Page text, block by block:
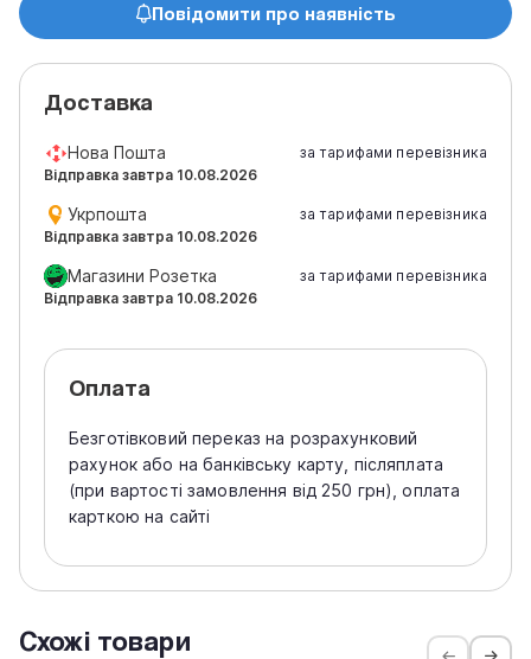
Повідомити про наявність
Доставка
Нова Пошта
Відправка завтра 10.08.2026
за тарифами перевізника
Укрпошта
Відправка завтра 10.08.2026
за тарифами перевізника
Магазини Розетка
Відправка завтра 10.08.2026
за тарифами перевізника
Оплата
Безготівковий переказ на розрахунковий
рахунок або на банківську карту, післяплата
(при вартості замовлення від 250 грн), оплата
карткою на сайті
Схожі товари